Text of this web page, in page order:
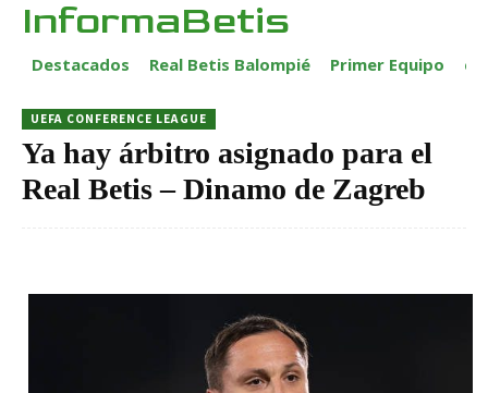
InformaBetis
Destacados Real Betis Balompié Primer Equipo
UEFA CONFERENCE LEAGUE
Ya hay árbitro asignado para el
Real Betis – Dinamo de Zagreb